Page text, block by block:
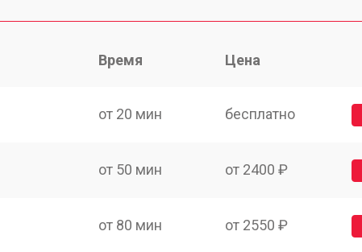
Время Цена
от 20 мин бесплатно
от 50 мин от 2400 ₽
от 80 мин от 2550 ₽